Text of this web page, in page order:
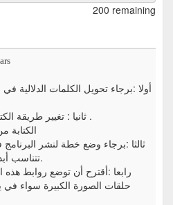
200 remaining
أولا :برجاء تحويل الكلمات الدلالية
ثانيا : تغيير طريقة الكتابة فهي تعتمد على .
الكتابة
ثالثا :برجاء وضع خطة لنشر البرنامج
تتناسب أبدا مع قيمة المحتوى.
رابعا :أقترح أن توضع روابط
حلقات الصورة الكبيرة سواء في